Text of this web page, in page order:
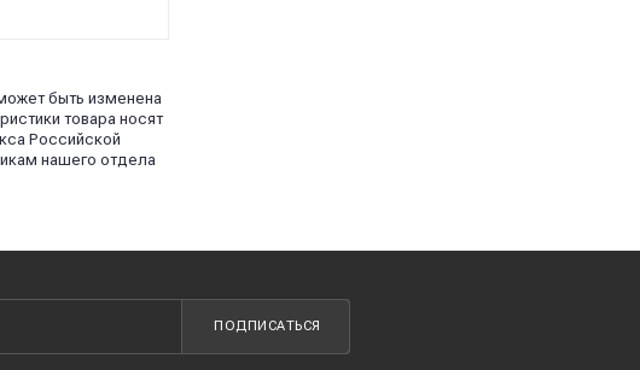
быть изменена
товара носят
Российской
нашего отдела
ПОДПИСАТЬСЯ